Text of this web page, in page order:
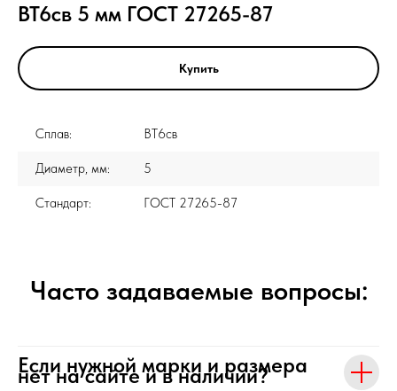
ВТ6св 5 мм ГОСТ 27265-87
Купить
Сплав: ВТ6св
Диаметр, мм: 5
Стандарт: ГОСТ 27265-87
Часто задаваемые вопросы:
Если нужной марки и размера
нет на сайте и в наличии?